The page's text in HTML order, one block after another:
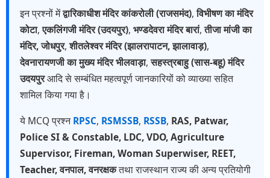
इन प्रश्नों मेंद्वारिकाधीश मंदिर कांकरोली (राजसमंद),विभीषण का मंदिर
कोटा,एकलिंगजी मंदिर (उदयपुर), भण्डदेवरा मंदिर बारां,तीजा मांजी का
मंदिर, जोधपुर,शीतलेश्वर मंदिर (झालरापाटन, झालावाड़),
देवनारायणजी का मुख्य मंदिर भीलवाड़ा,सहस्त्रबाहु (सास-बहू) मंदिर
उदयपुरआदि से सम्बंधित महत्वपूर्ण जानकारियों को व्याख्या सहित
शामिल किया गया है।
ये MCQ प्रश्नRPSC, RSMSSB, RSSB, RAS, Patwar,
Police SI & Constable, LDC, VDO, Agriculture
Supervisor, Fireman, Woman Superwiser, REET,
Teacher, वनपाल, वनरक्षकतथा राजस्थान राज्य की अन्य प्रतियोगी